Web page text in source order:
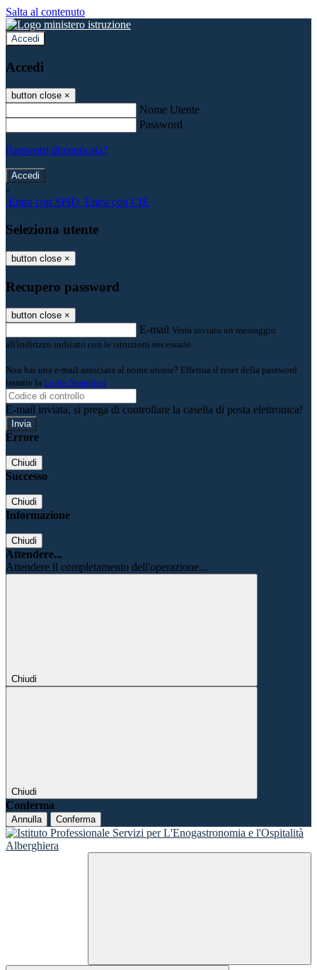
Salta al contenuto
Accedi
Accedi
button close ×
Nome Utente
Password
Password dimenticata?
-
Entra con SPID Entra con CIE
Seleziona utente
button close ×
Recupero password
button close ×
E-mail Verrà inviato un messaggio
all'indirizzo indicato con le istruzioni necessarie.
Non hai una e-mail associata al nome utente? Effettua il reset della password
tramite la Login Spaggiari
E-mail inviata, si prega di controllare la casella di posta elettronica!
Errore
Chiudi
Successo
Chiudi
Informazione
Chiudi
Attendere...
Attendere il completamento dell'operazione...
Chiudi
Chiudi
Conferma
Annulla Conferma